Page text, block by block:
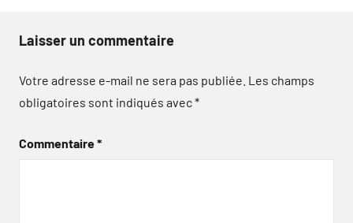
Laisser un commentaire
Votre adresse e-mail ne sera pas publiée. Les champs
obligatoires sont indiqués avec*
Commentaire*